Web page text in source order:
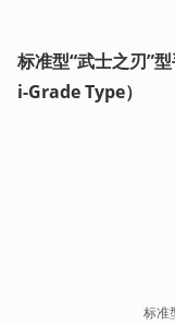
标准型“武士之刃”
i-Grade Type）
标准